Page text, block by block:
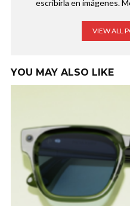
escribirla en imágenes.
VIEW ALL
YOU MAY ALSO LIKE